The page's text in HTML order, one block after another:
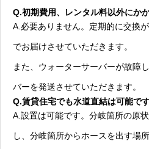
Q.初期費用、レンタル料以外にか
A.必要ありません。定期的に交換
でお届けさせていただきます。
また、ウォーターサーバーが故障
バーを発送させていただきます。
Q.賃貸住宅でも水道直結は可能で
A.設置は可能です。分岐箇所の原
し、分岐箇所からホースを出す場